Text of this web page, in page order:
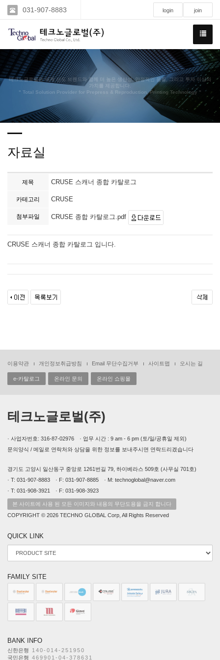
031-907-8883 login join
테크노글로벌은 세계 선도 브랜드와 함께 더 높은 생산성, 안정적인 품질, 그리고 투자 이상의
가치를 제공합니다.
" Total Solution Provider for Prepress & Reproduction, Printing Technology "
자료실
제목 CRUSE 스캐너 종합 카탈로그
카테고리 CRUSE
첨부파일 CRUSE 종합 카탈로그.pdf
CRUSE 스캐너 종합 카탈로그 입니다.
이용약관 개인정보취급방침 Email 무단수집거부 사이트맵 오시는 길
e-카탈로그 온라인 문의 온라인 쇼핑몰
테크노글로벌(주)
· 사업자번호: 316-87-02976 · 업무 시간 : 9 am - 6 pm (토/일/공휴일 제외)
문의양식 / 메일로 연락처와 상담을 위한 정보를 보내주시면 연락드리겠습니다
경기도 고양시 일산동구 중앙로 1261번길 79, 하이베라스 509호 (사무실 701호)
· T: 031-907-8883 · F: 031-907-8885 · M: technoglobal@naver.com
· T: 031-908-3921 · F: 031-908-3923
본 사이트에 사용 된 모든 이미지와 내용의 무단도용을 금지 합니다
COPYRIGHT © 2026 TECHNO GLOBAL Corp, All Rights Reserved
QUICK LINK
FAMILY SITE
BANK INFO
신한은행
140-014-251950
국민은행 469901-04-378631